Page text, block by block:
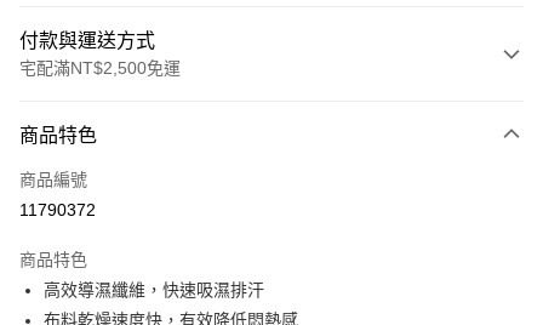
付款與運送方式
宅配滿NT$2,500免運
信用卡一次付款
LINE Pay
相關說明
【大哥付你分期使用說明】
1.本服務由台灣大哥大提供，台灣大哥大用戶可立即使用無須另外申請。
ATM付款
商品特色
商品編號
11790372
商品特色
高效導濕纖維，快速吸濕排汗
布料乾燥速度快，有效降低悶熱感